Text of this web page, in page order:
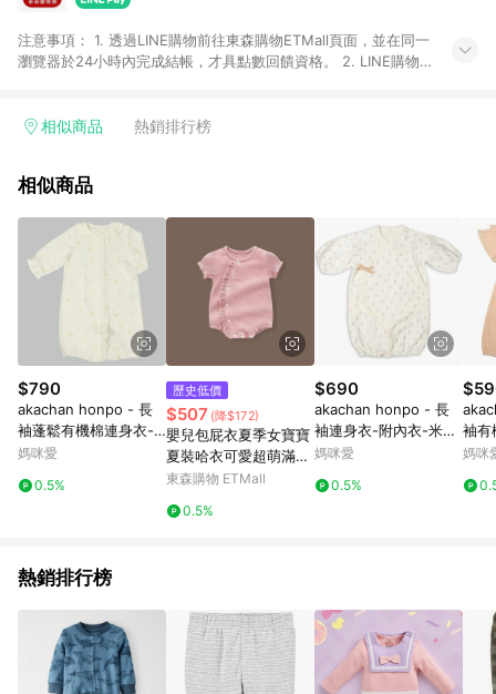
注意事項： 1. 透過LINE購物前往東森購物ETMall頁面，並在同一
瀏覽器於24小時內完成結帳，才具點數回饋資格。 2. LINE購物
單，皆不在點數回饋範圍內。 3. 如購買以下類別商品，將無法獲
球嚴選、商城、專案商品、「草莓網」全館商品。 4. 如取消訂
回饋。 5. 點數回饋會扣除所有折扣優惠後之最終發票金額計算，
實際回饋請依LINE購物通知為主。 6. 訂單如有使用東森購物
ETMall站內之折扣優惠(包含但不限於東森幣、樂透金、東森現金
券等)，不具點數回饋資格。詳細請依東森購物ETMall之結帳頁面
顯示為準。 7. LINE購物設有「單一商品最高回饋點數」機制(特
殊活動時開放「回饋無上限」)，以同一訂單中同一商品不論件數
計算，並依訂單成立時間當下LINE購物所設定的回饋機制為準。
8. LINE購物為購物資訊整合性平台，商品資料更新會有時間差，
如顯示之商品規格、顏色、價位、贈品與東森購物ETMall銷售網
頁不符，以銷售網頁標示為準。 9. 若有贈點爭議，請務必於訂單
日期+180天以內至LINE購物客服洽詢；若超過180天(含)以上進
行申訴，恕無法贈點回饋。 10. 部分點數紅包僅限指定商品使
用，或不適用於無回饋商品。各點數紅包之適用商品與使用條件
請依點數紅包頁面規則為準。
相似商品 熱銷排行榜
相似商品
$790
akachan honpo - 長
袖蓬鬆有機棉連身衣-
淺卡其色 (50～70cm)
媽咪愛
0.5%
歷史低價
$507 (降$172)
嬰兒包屁衣夏季女寶寶
夏裝哈衣可愛超萌滿月
百日宴禮服公主夏裝
東森購物 ETMall
0.5%
$690
akachan honpo - 長
袖連身衣-附內衣-米白
色 (50-70cm)
媽咪愛
0.5%
袖有
粉
媽咪
熱銷排行榜